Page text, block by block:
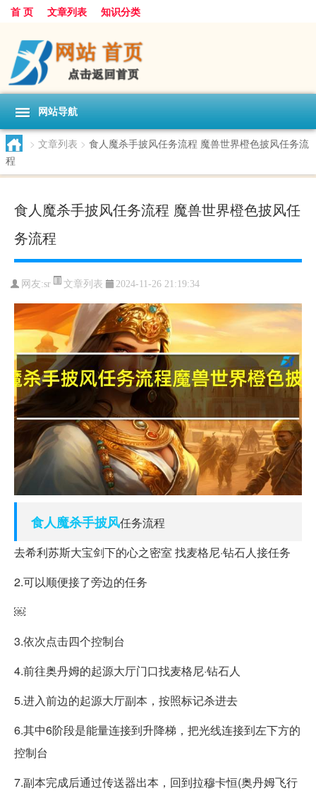
首 页 文章列表 知识分类
网站导航
> 文章列表 > 食人魔杀手披风任务流程 魔兽世界橙色披风任务流
程
食人魔杀手披风任务流程 魔兽世界橙色披风任
务流程
网友:sr 文章列表 2024-11-26 21:19:34
食人魔杀手披风任务流程
去希利苏斯大宝剑下的心之密室 找麦格尼·钻石人接任务
2.可以顺便接了旁边的任务
￼
3.依次点击四个控制台
4.前往奥丹姆的起源大厅门口找麦格尼·钻石人
5.进入前边的起源大厅副本，按照标记杀进去
6.其中6阶段是能量连接到升降梯，把光线连接到左下方的
控制台
7.副本完成后通过传送器出本，回到拉穆卡恒(奥丹姆飞行